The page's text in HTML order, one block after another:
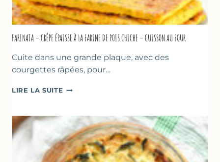
FARINATA – CRÊPE ÉPAISSE À LA FARINE DE POIS CHICHE – CUISSON AU FOUR
Cuite dans une grande plaque, avec des
courgettes râpées, pour…
LIRE LA SUITE FARINATA
ÉPAISSE
À
LA
FARINE
DE